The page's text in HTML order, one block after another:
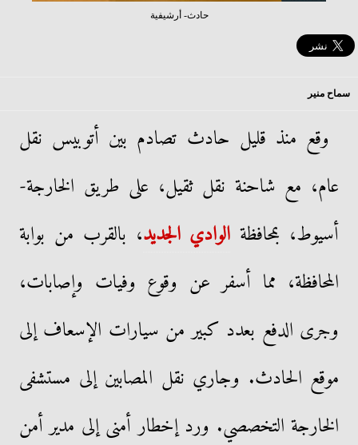
حادث- أرشيفية
سماح منير
وقع منذ قليل حادث تصادم بين أتوبيس نقل
عام، مع شاحنة نقل ثقيل، على طريق الخارجة-
أسيوط، بمحافظة الوادي الجديد، بالقرب من بوابة
المحافظة، مما أسفر عن وقوع وفيات وإصابات،
وجرى الدفع بعدد كبير من سيارات الإسعاف إلى
موقع الحادث. وجاري نقل المصابين إلى مستشفى
الخارجة التخصصي. ورد إخطار أمنى إلى مدير أمن